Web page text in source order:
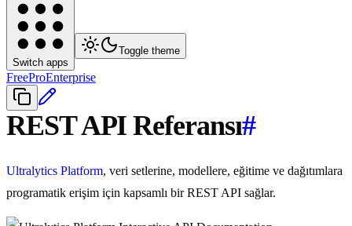
Switch apps
Toggle theme
FreeProEnterprise
REST API Referansı#
Ultralytics Platform, veri setlerine, modellere, eğitime ve dağıtımlara
programatik erişim için kapsamlı bir REST API sağlar.